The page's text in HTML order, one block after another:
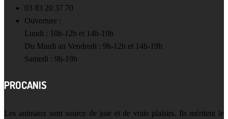
03 83 20 37 70
Ouverture :
Lundi : 10h-12h et 14h-19h
Du Mardi au Vendredi : 9h-12h et 14h-19h
Samedi : 9h-19h
PROCANIS
Les animaux sont source de joie et de vrais plaisirs. Ils méritent le